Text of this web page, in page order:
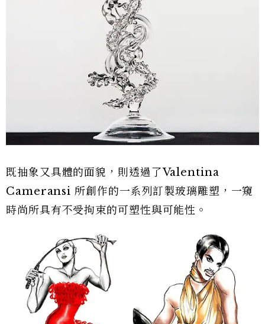
既抽象又具體的面貌，則透過了Valentina
Cameransi 所創作的一系列訂製玻璃雕塑，一窺
時尚所具有不受拘束的可塑性與可能性。